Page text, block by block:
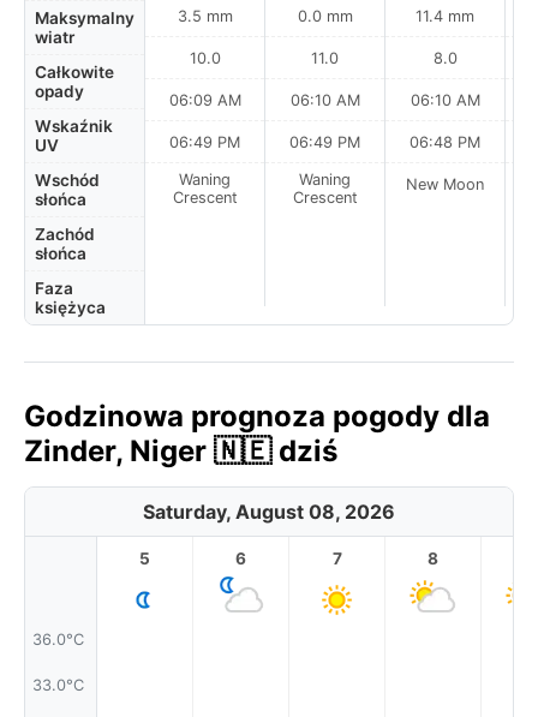
Maksymalny
wiatr
Całkowite
opady
Wskaźnik
UV
Wschód
słońca
Zachód
słońca
Faza
księżyca
3.5 mm
10.0
06:09 AM
06:49 PM
Waning
Crescent
0.0 mm
11.0
06:10 AM
06:49 PM
Waning
Crescent
11.4 mm
8.0
06:10 AM
06:48 PM
New Moon
Godzinowa prognoza pogody dla
Zinder, Niger 🇳🇪 dziś
Saturday, August 08, 2026
36.0°C
33.0°C
5 6 7 8